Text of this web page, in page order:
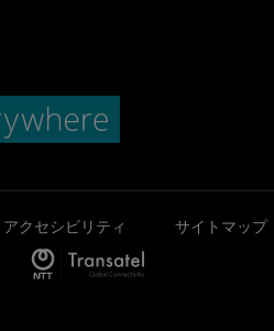
アクセシビリティ
サイトマップ